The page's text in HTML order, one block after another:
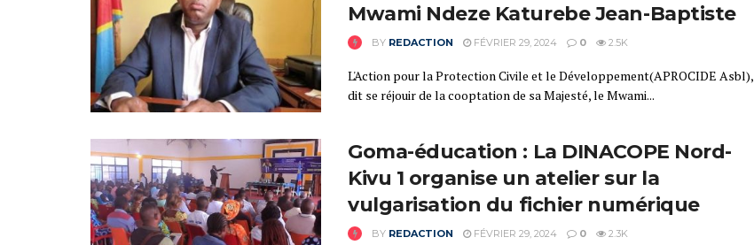
Mwami Ndeze Katurebe Jean-Baptiste
BY REDACTION FÉVRIER 29, 2024 0 2.5K
L'Action pour la Protection Civile et le Développement(APROCIDE Asbl),
dit se réjouir de la cooptation de sa Majesté, le Mwami...
Goma-éducation : La DINACOPE Nord-
Kivu 1 organise un atelier sur la
vulgarisation du fichier numérique
BY REDACTION FÉVRIER 29, 2024 0 2.3K